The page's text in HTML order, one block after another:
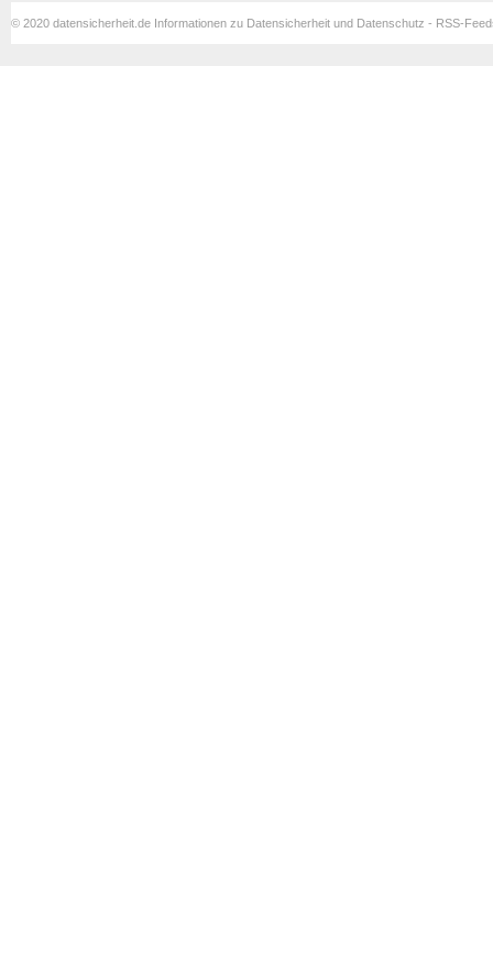
© 2020 datensicherheit.de Informationen zu Datensicherheit und Datenschutz - RSS-